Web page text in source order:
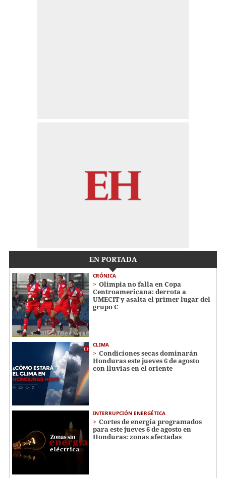
EN PORTADA
CRÓNICA
Olimpia no falla en Copa
Centroamericana: derrota a
UMECIT y asalta el primer lugar del
grupo C
CLIMA
Condiciones secas dominarán
Honduras este jueves 6 de agosto
con lluvias en el oriente
INTERRUPCIÓN ENERGÉTICA
Cortes de energía programados
para este jueves 6 de agosto en
Honduras: zonas afectadas